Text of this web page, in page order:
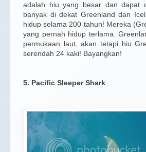
adalah hiu yang besar dan dapat
banyak di dekat Greenland dan
hidup selama 200 tahun! Mereka
yang pernah hidup terlama.
permukaan laut, akan tetapi hiu
serendah 24 kaki! Bayangkan!
5. Pacific Sleeper Shark